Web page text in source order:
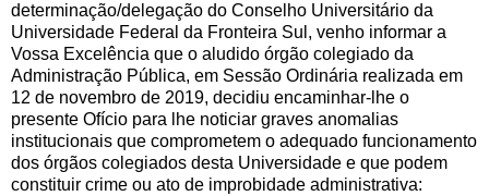
determinação/delegação do Conselho Universitário da
Universidade Federal da Fronteira Sul, venho informar a
Vossa Excelência que o aludido órgão colegiado da
Administração Pública, em Sessão Ordinária realizada em
12 de novembro de 2019, decidiu encaminhar-lhe o
presente Ofício para lhe noticiar graves anomalias
institucionais que comprometem o adequado funcionamento
dos órgãos colegiados desta Universidade e que podem
constituir crime ou ato de improbidade administrativa: